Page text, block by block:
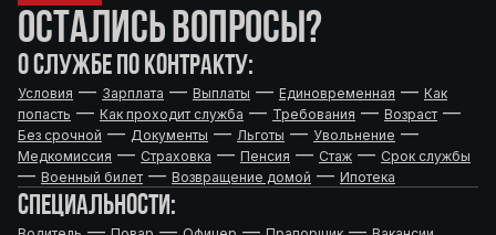
ОСТАЛИСЬ ВОПРОСЫ?
О СЛУЖБЕ ПО КОНТРАКТУ:
Условия — Зарплата — Выплаты — Единовременная — Как
попасть — Как проходит служба — Требования — Возраст —
Без срочной — Документы — Льготы — Увольнение —
Медкомиссия — Страховка — Пенсия — Стаж — Срок службы
— Военный билет — Возвращение домой — Ипотека
СПЕЦИАЛЬНОСТИ: